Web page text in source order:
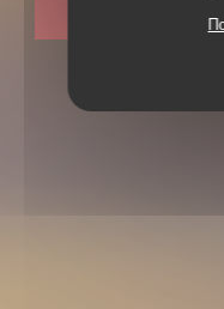
ΚΆΝΤΕ